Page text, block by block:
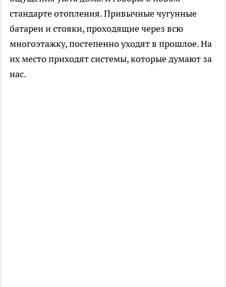
стандарте отопления. Привычные чугунные
батареи и стояки, проходящие через всю
многоэтажку, постепенно уходят в прошлое. На
их место приходят системы, которые думают за
нас.